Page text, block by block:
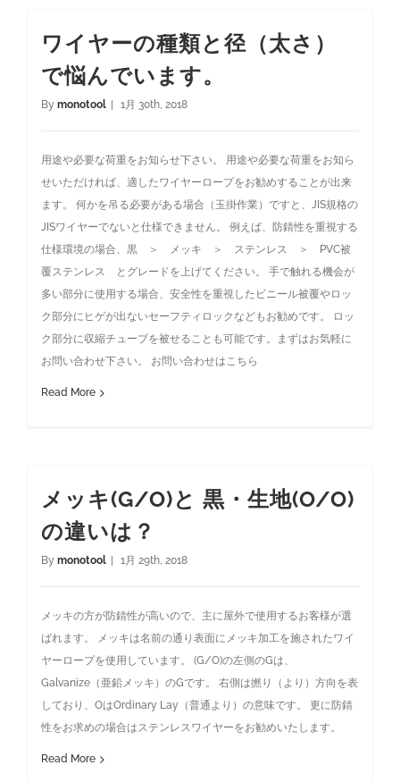
ワイヤーの種類と径（太さ）
で悩んでいます。
By monotool 1月 30th, 2018
用途や必要な荷重をお知らせ下さい。 用途や必要な荷重をお知ら
せいただければ、適したワイヤーロープをお勧めすることが出来
ます。 何かを吊る必要がある場合（玉掛作業）ですと、JIS規格の
JISワイヤーでないと仕様できません。 例えば、防錆性を重視する
仕様環境の場合、黒 ＞ メッキ ＞ ステンレス ＞ PVC被
覆ステンレス とグレードを上げてください。 手で触れる機会が
多い部分に使用する場合、安全性を重視したビニール被覆やロッ
ク部分にヒゲが出ないセーフティロックなどもお勧めです。 ロッ
ク部分に収縮チューブを被せることも可能です。まずはお気軽に
お問い合わせ下さい。 お問い合わせはこちら
Read More
メッキ(G/O)と 黒・生地(O/O)
の違いは？
By monotool 1月 29th, 2018
メッキの方が防錆性が高いので、主に屋外で使用するお客様が選
ばれます。 メッキは名前の通り表面にメッキ加工を施されたワイ
ヤーロープを使用しています。 (G/O)の左側のGは、
Galvanize（亜鉛メッキ）のGです。 右側は撚り（より）方向を表
しており、OはOrdinary Lay（普通より）の意味です。 更に防錆
性をお求めの場合はステンレスワイヤーをお勧めいたします。
Read More